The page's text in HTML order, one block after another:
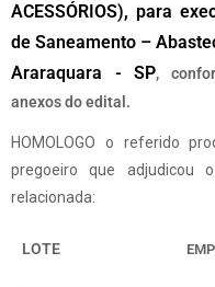
ACESSÓRIOS), para
de Saneamento –
Araraquara - SP,
anexos do edital.
HOMOLOGO o referido
pregoeiro que adjudicou
relacionada:
LOTE